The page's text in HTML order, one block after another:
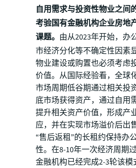
自用需求与投资性物业之间
考验国有金融机构企业房地
课题。 由从2023年开始，办
市经济分化等不确定性因素
物业建设或购置也必须考虑
价值。从国际经验看，全球
市场周期低谷期通过相关投
底市场获得资产，通过自用
提升相关资产价值，形成产
应，并在实现市场溢价后出
“售后返租”的长租约保持办
性。在8-10年一次经济周期
金融机构已经完成2-3轮该模